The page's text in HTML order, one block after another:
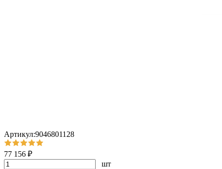
Артикул:9046801128
77 156 ₽
шт